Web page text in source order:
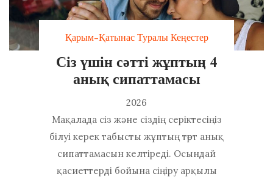
Қарым-Қатынас Туралы Кеңестер
Сіз үшін сәтті жұптың 4
анық сипаттамасы
2026
Мақалада сіз және сіздің серіктесіңіз
білуі керек табысты жұптың төрт анық
сипаттамасын келтіреді. Осындай
қасиеттерді бойына сіңіру арқылы